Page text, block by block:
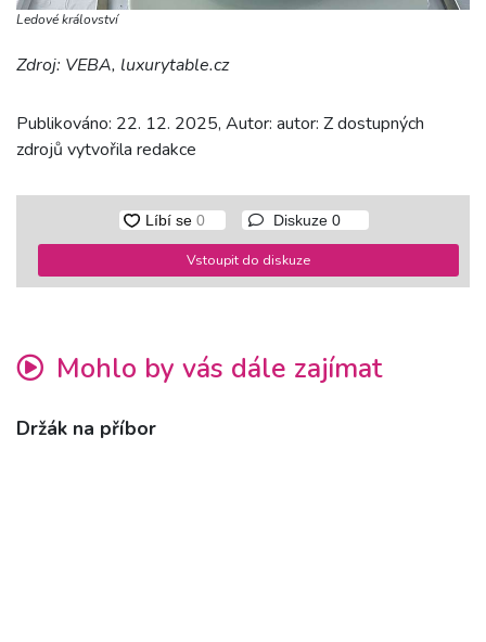
Ledové království
Zdroj: VEBA, luxurytable.cz
Publikováno: 22. 12. 2025, Autor: autor: Z dostupných
zdrojů vytvořila redakce
Diskuze 0
Vstoupit do diskuze
Mohlo by vás dále zajímat
Držák na příbor